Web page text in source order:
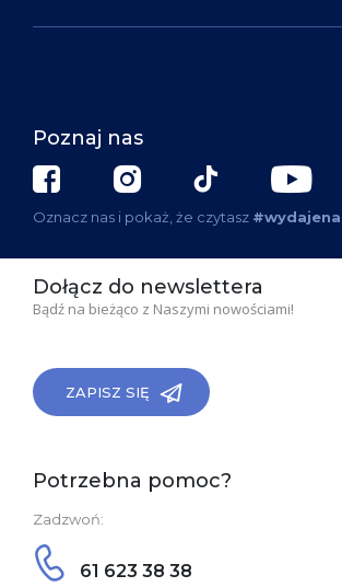
Poznaj nas
Oznacz nas i pokaż, że czytasz
Dołącz do newslettera
Bądź na bieżąco z Naszymi nowościami!
ZAPISZ SIĘ
Potrzebna pomoc?
Zadzwoń:
61 623 38 38